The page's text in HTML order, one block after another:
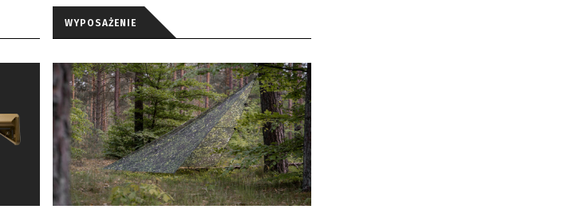
WYPOSAŻENIE